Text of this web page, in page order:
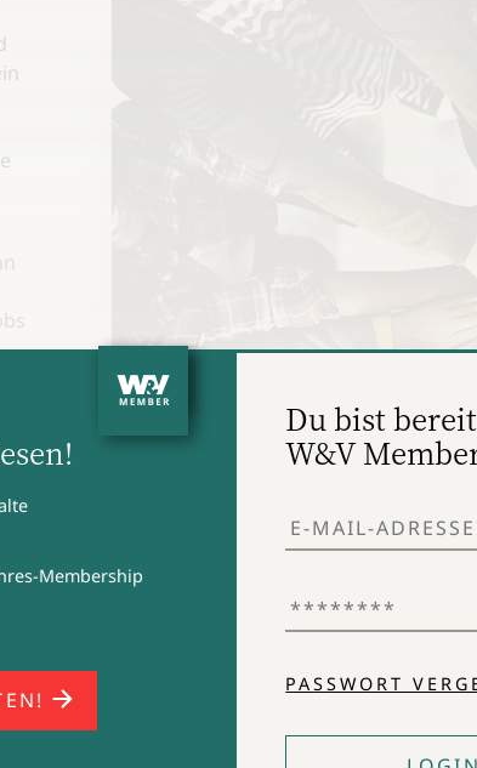
Teamzugehörigkeit ist einer der Schlüssel
Membership
Du bist
W&V
PASSWORT